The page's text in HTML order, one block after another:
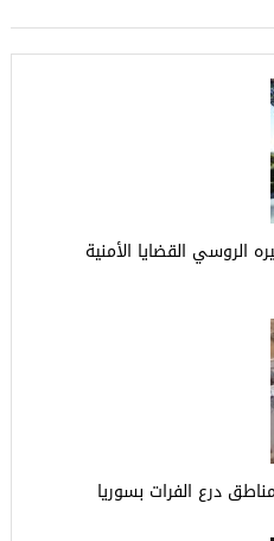
الروسي القضايا الأمنية